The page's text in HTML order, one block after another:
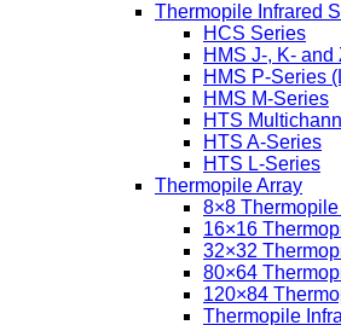
Thermopile Infrared
HCS Series
HMS J-, K- and
HMS P-Series
HMS M-Series
HTS
HTS A-Series
HTS L-Series
Thermopile Array
8×8
16×16
32×32
80×64
120×84
Thermopile